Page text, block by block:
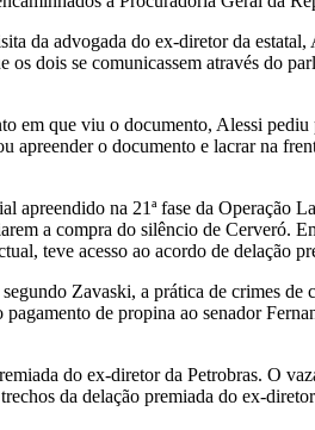
da advogada do ex-diretor da estatal,
dois se comunicassem através do
que viu o documento, Alessi
o documento e lacrar na
na 21ª fase da Operação
a compra do silêncio de Cerveró.
teve acesso ao acordo de delação
Zavaski, a prática de crimes
de propina ao senador
do ex-diretor da Petrobras. O
da delação premiada do ex-